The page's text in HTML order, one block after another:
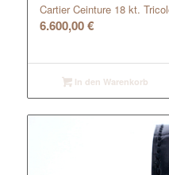
Cartier Ceinture 18 kt.
6.600,00€
In den Warenkorb